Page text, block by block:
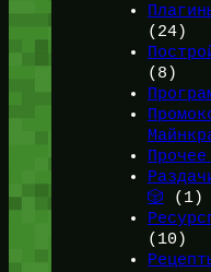
(24)
(8)
🎲 (1)
(10)